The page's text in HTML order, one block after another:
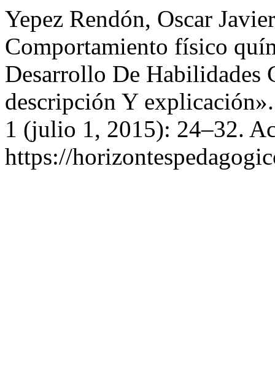
Yepez Rendón, Oscar
Comportamiento físico
Desarrollo De
descripción Y
1 (julio 1, 2015): 24–32.
https://